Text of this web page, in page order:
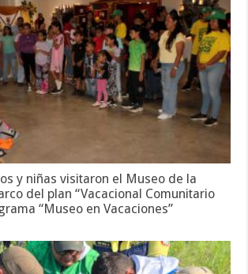
y niñas visitaron el Museo de la
del plan “Vacacional Comunitario
“Museo en Vacaciones”